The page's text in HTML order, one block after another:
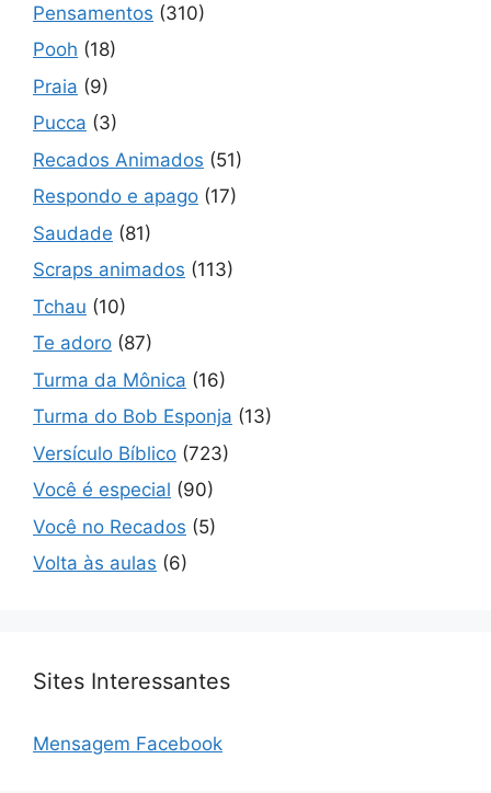
Pensamentos (310)
Pooh (18)
Praia (9)
Pucca (3)
Recados Animados (51)
Respondo e apago (17)
Saudade (81)
Scraps animados (113)
Tchau (10)
Te adoro (87)
Turma da Mônica (16)
Turma do Bob Esponja (13)
Versículo Bíblico (723)
Você é especial (90)
Você no Recados (5)
Volta às aulas (6)
Sites Interessantes
Mensagem Facebook